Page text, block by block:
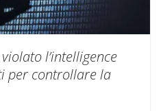
l’intelligence
per controllare la